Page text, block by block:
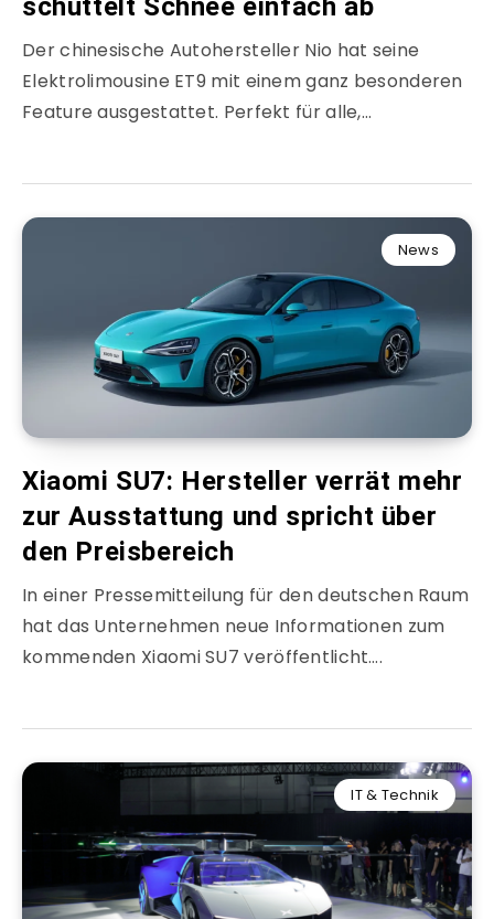
schüttelt Schnee einfach ab
Der chinesische Autohersteller Nio hat seine
Elektrolimousine ET9 mit einem ganz besonderen
Feature ausgestattet. Perfekt für alle,…
News
Xiaomi SU7: Hersteller verrät mehr
zur Ausstattung und spricht über
den Preisbereich
In einer Pressemitteilung für den deutschen Raum
hat das Unternehmen neue Informationen zum
kommenden Xiaomi SU7 veröffentlicht….
IT & Technik